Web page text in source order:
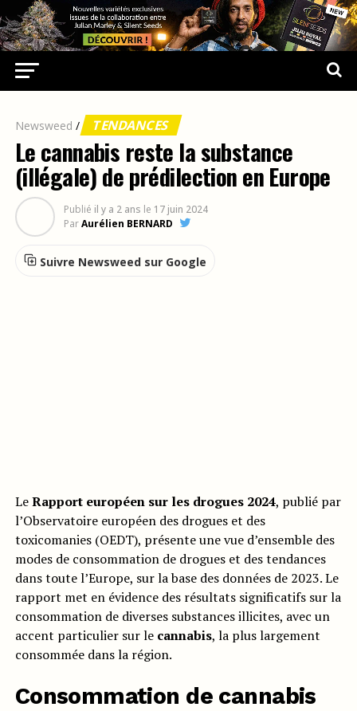
Newsweed / TENDANCES
Le cannabis reste la substance
(illégale) de prédilection en Europe
Publié il y a 2 ans le 17 juin 2024
ParAurélien BERNARD
Suivre Newsweed sur Google
LeRapport européen sur les drogues 2024, publié par
l’Observatoire européen des drogues et des
toxicomanies (OEDT), présente une vue d’ensemble des
modes de consommation de drogues et des tendances
dans toute l’Europe, sur la base des données de 2023. Le
rapport met en évidence des résultats significatifs sur la
consommation de diverses substances illicites, avec un
accent particulier sur le cannabis, la plus largement
consommée dans la région.
Consommation de cannabis